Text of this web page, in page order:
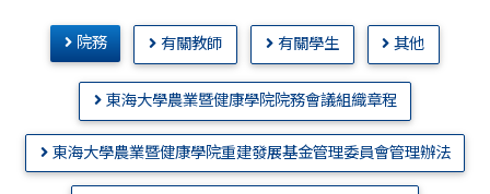
院務 有關教師 有關學生 其他
東海大學農業暨健康學院院務會議組織章程
東海大學農業暨健康學院重建發展基金管理委員會管理辦法